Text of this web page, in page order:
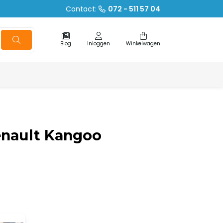
Contact: 072 - 511 57 04
Blog Inloggen Winkelwagen
Kangoo